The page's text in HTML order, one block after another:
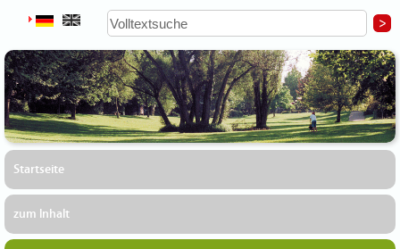
Startseite
zum Inhalt